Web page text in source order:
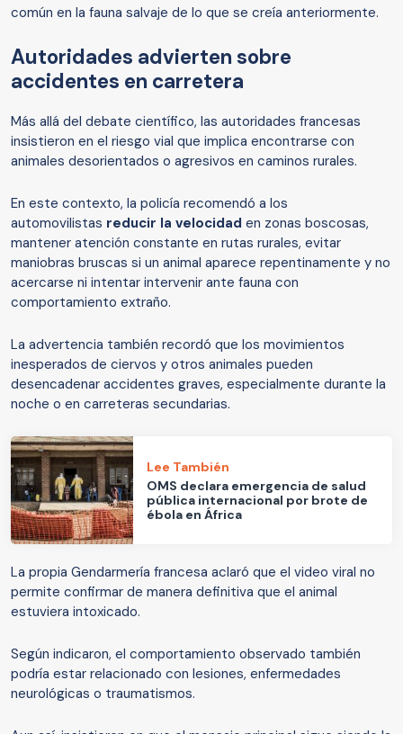
común en la fauna salvaje de lo que se creía anteriormente.
Autoridades advierten sobre
accidentes en carretera
Más allá del debate científico, las autoridades francesas
insistieron en el riesgo vial que implica encontrarse con
animales desorientados o agresivos en caminos rurales.
En este contexto, la policía recomendó a los
automovilistas reducir la velocidad en zonas boscosas,
mantener atención constante en rutas rurales, evitar
maniobras bruscas si un animal aparece repentinamente y no
acercarse ni intentar intervenir ante fauna con
comportamiento extraño.
La advertencia también recordó que los movimientos
inesperados de ciervos y otros animales pueden
desencadenar accidentes graves, especialmente durante la
noche o en carreteras secundarias.
Lee También
OMS declara emergencia de salud
pública internacional por brote de
ébola en África
La propia Gendarmería francesa aclaró que el video viral no
permite confirmar de manera definitiva que el animal
estuviera intoxicado.
Según indicaron, el comportamiento observado también
podría estar relacionado con lesiones, enfermedades
neurológicas o traumatismos.